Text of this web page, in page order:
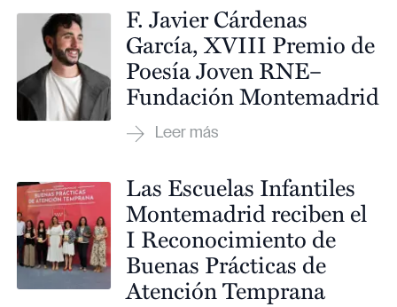
F. Javier Cárdenas
García, XVIII Premio de
Poesía Joven RNE–
Fundación Montemadrid
Las Escuelas Infantiles
Montemadrid reciben el
I Reconocimiento de
Buenas Prácticas de
Atención Temprana